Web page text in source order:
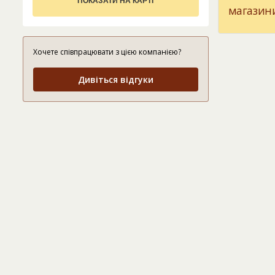
Хочете співпрацювати з цією компанією?
Дивіться відгуки